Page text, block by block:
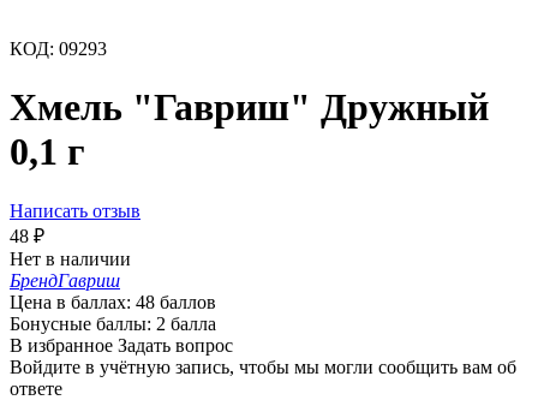
КОД: 09293
Хмель "Гавриш" Дружный
0,1 г
Написать отзыв
48 ₽
Нет в наличии
БрендГавриш
Цена в баллах: 48 баллов
Бонусные баллы: 2 балла
В избранное Задать вопрос
Войдите в учётную запись, чтобы мы могли сообщить вам об
ответе